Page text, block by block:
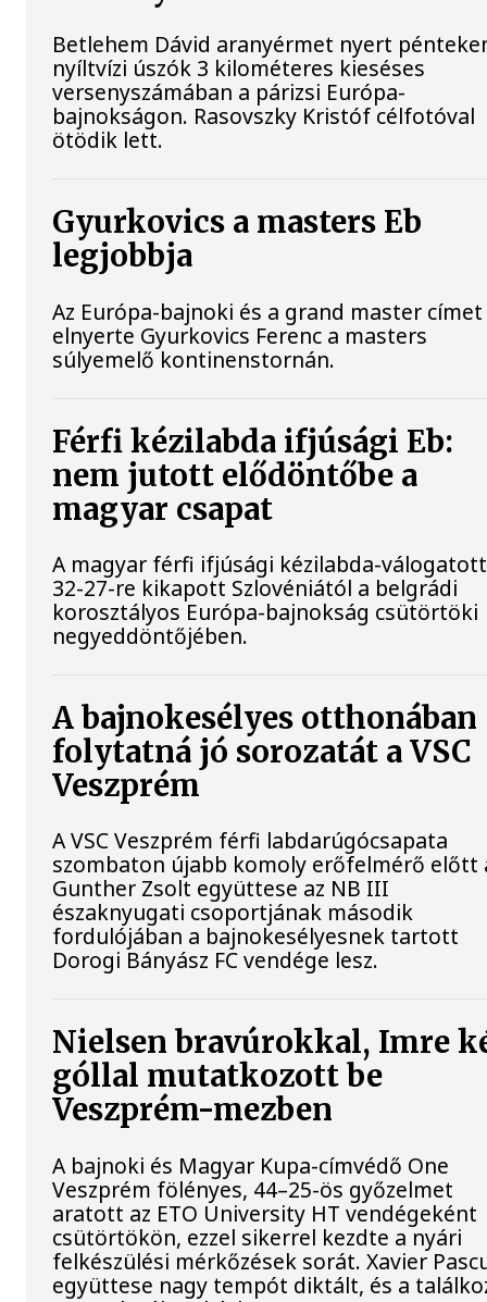
Betlehem Dávid aranyérmet nyert
nyíltvízi úszók 3 kilométeres kieséses
versenyszámában a párizsi Európa-
bajnokságon. Rasovszky Kristóf célfotóval
ötödik lett.
Gyurkovics a masters Eb
legjobbja
Az Európa-bajnoki és a grand master
elnyerte Gyurkovics Ferenc a masters
súlyemelő kontinenstornán.
Férfi kézilabda ifjúsági Eb:
nem jutott elődöntőbe a
magyar csapat
A magyar férfi ifjúsági kézilabda-válogatott
32-27-re kikapott Szlovéniától a belgrádi
korosztályos Európa-bajnokság csütörtöki
negyeddöntőjében.
A bajnokesélyes otthonában
folytatná jó sorozatát a VSC
Veszprém
A VSC Veszprém férfi labdarúgócsapata
szombaton újabb komoly erőfelmérő előtt
Gunther Zsolt együttese az NB III
északnyugati csoportjának második
fordulójában a bajnokesélyesnek tartott
Dorogi Bányász FC vendége lesz.
Nielsen bravúrokkal, Imre
góllal mutatkozott be
Veszprém-mezben
A bajnoki és Magyar Kupa-címvédő One
Veszprém fölényes, 44–25-ös győzelmet
aratott az ETO University HT vendégeként
csütörtökön, ezzel sikerrel kezdte a nyári
felkészülési mérkőzések sorát. Xavier
együttese nagy tempót diktált, és a